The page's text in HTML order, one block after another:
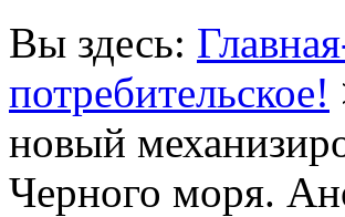
Вы здесь:
потребительское!
новый
Черного моря.